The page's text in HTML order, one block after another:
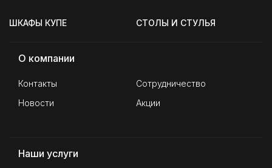
ШКАФЫ КУПЕ СТОЛЫ И СТУЛЬЯ
О компании
Контакты
Сотрудничество
Новости
Акции
Наши услуги